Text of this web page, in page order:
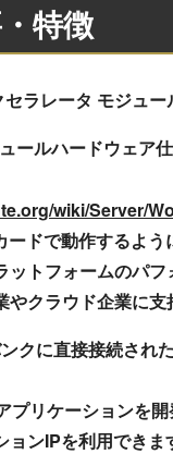
特徴
ラレータ モジュー
ールハードウェア
wiki/Server/
ドで動作するよう
トフォームのパ
クラウド企業に支
クに直接接続さ
リケーションを
ンIPを利用できま